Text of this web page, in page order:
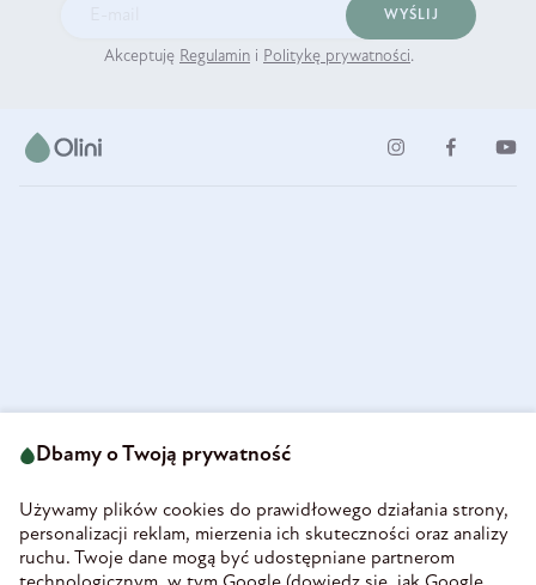
WYŚLIJ
Akceptuję Regulamin i Politykę prywatności.
58-160 Świebodzice
REGON 890213034
INFORMACJE
Dbamy o Twoją prywatność
Używamy plików cookies do prawidłowego działania strony,
personalizacji reklam, mierzenia ich skuteczności oraz analizy
ruchu. Twoje dane mogą być udostępniane partnerom